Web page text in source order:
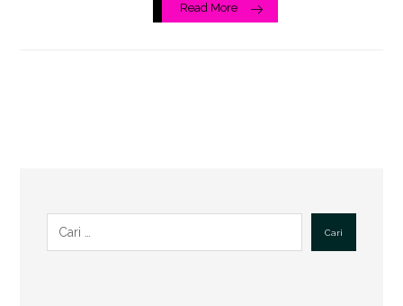
Read More
Cari